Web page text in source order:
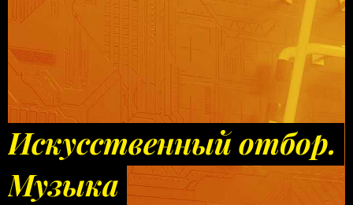
Искусственный отбор.
Музыка